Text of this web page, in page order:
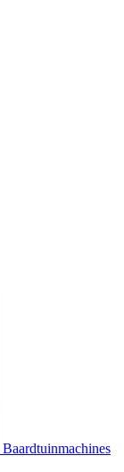
Baardtuinmachines